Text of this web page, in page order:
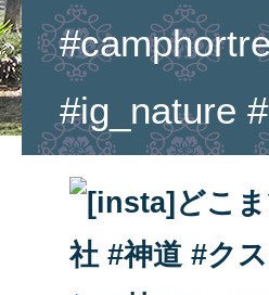
#ig_nature